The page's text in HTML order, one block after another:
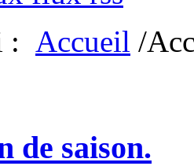
: Accueil /
de saison.